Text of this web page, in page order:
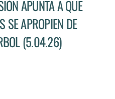
APUNTA A QUE
SE APROPIEN DE
(5.04.26)